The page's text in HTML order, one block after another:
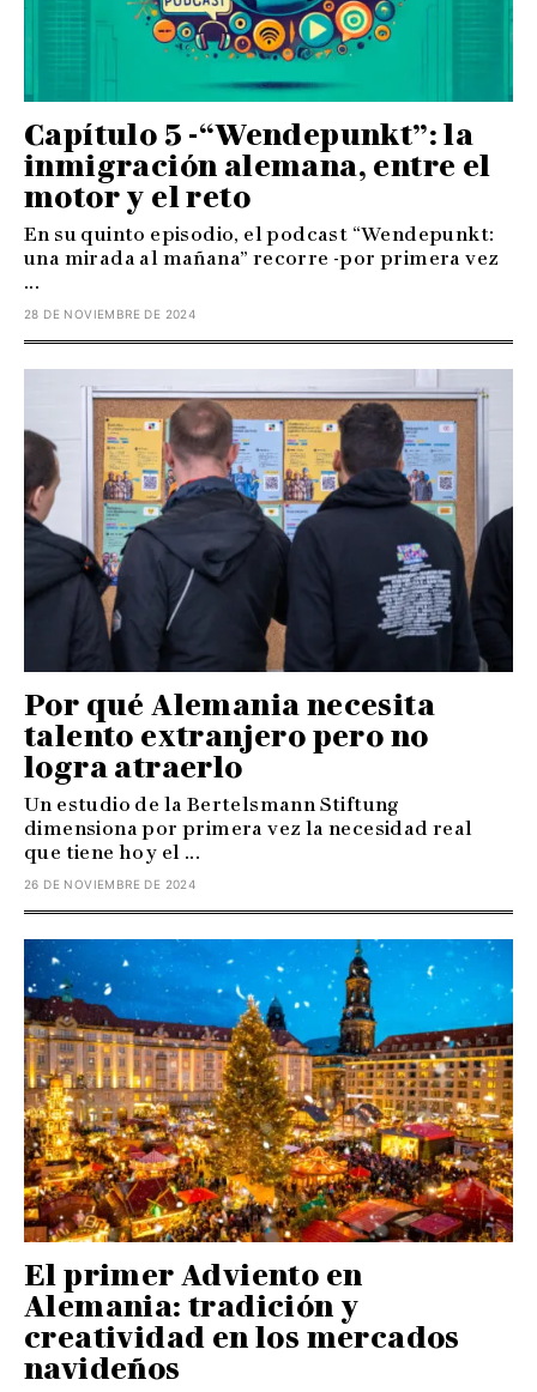
Capítulo 5 -“Wendepunkt”: la
inmigración alemana, entre el
motor y el reto
En su quinto episodio, el podcast “Wendepunkt:
una mirada al mañana” recorre -por primera vez
...
28 DE NOVIEMBRE DE 2024
Por qué Alemania necesita
talento extranjero pero no
logra atraerlo
Un estudio de la Bertelsmann Stiftung
dimensiona por primera vez la necesidad real
que tiene hoy el ...
26 DE NOVIEMBRE DE 2024
El primer Adviento en
Alemania: tradición y
creatividad en los mercados
navideños